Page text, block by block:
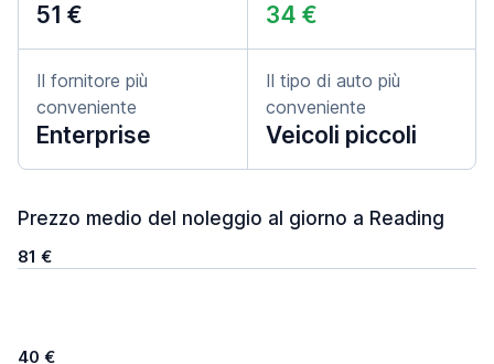
51 € 34 €
Il fornitore più
conveniente
Enterprise
Il tipo di auto più
conveniente
Veicoli piccoli
Prezzo medio del noleggio al giorno a Reading
81 €
40 €